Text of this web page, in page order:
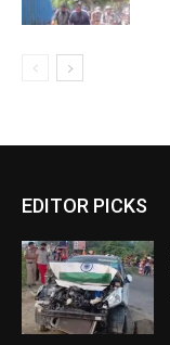
EDITOR PICKS